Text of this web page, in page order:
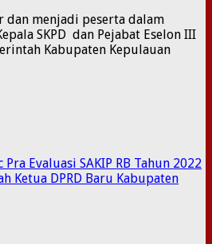
menjadi peserta dalam
SKPD dan Pejabat Eselon III
Kabupaten Kepulauan
Evaluasi SAKIP RB Tahun 2022
Ketua DPRD Baru Kabupaten